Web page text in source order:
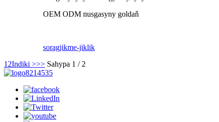
OEM ODM nusgasyny goldaň
soragjikme-jiklik
1 2Indiki >>> Sahypa 1 / 2